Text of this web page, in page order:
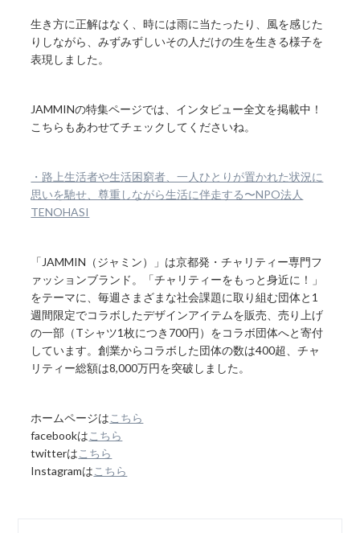
生き方に正解はなく、時には雨に当たったり、風を感じた
りしながら、みずみずしいその人だけの生を生きる様子を
表現しました。
JAMMINの特集ページでは、インタビュー全文を掲載中！
こちらもあわせてチェックしてくださいね。
・路上生活者や生活困窮者、一人ひとりが置かれた状況に
思いを馳せ、尊重しながら生活に伴走する〜NPO法人
TENOHASI
「JAMMIN（ジャミン）」は京都発・チャリティー専門フ
ァッションブランド。「チャリティーをもっと身近に！」
をテーマに、毎週さまざまな社会課題に取り組む団体と1
週間限定でコラボしたデザインアイテムを販売、売り上げ
の一部（Tシャツ1枚につき700円）をコラボ団体へと寄付
しています。創業からコラボした団体の数は400超、チャ
リティー総額は8,000万円を突破しました。
ホームページはこちら
facebookはこちら
twitterはこちら
Instagramはこちら